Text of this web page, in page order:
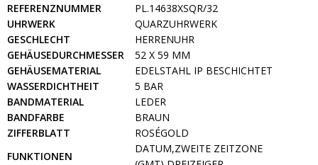
REFERENZNUMMER
PL.14638XSQR/32
UHRWERK
QUARZUHRWERK
GESCHLECHT
HERRENUHR
GEHÄUSEDURCHMESSER
52 X 59 MM
GEHÄUSEMATERIAL
EDELSTAHL IP BESCHICHTET
WASSERDICHTHEIT
5 BAR
BANDMATERIAL
LEDER
BANDFARBE
BRAUN
ZIFFERBLATT
ROSÉGOLD
FUNKTIONEN
DATUM,ZWEITE ZEITZONE